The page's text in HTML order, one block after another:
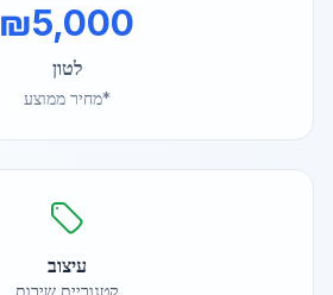
₪5,000
לטון
*מחיר ממוצע
עיצוב
קטגוריית שירות